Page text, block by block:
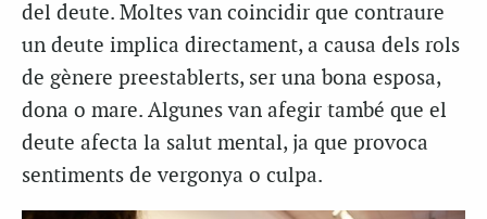
del deute. Moltes van coincidir que contraure
un deute implica directament, a causa dels rols
de gènere preestablerts, ser una bona esposa,
dona o mare. Algunes van afegir també que el
deute afecta la salut mental, ja que provoca
sentiments de vergonya o culpa.